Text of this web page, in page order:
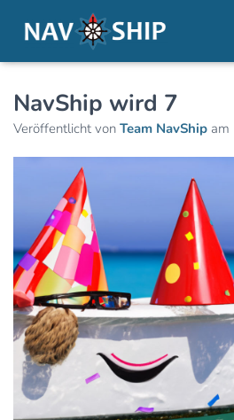
NavShip wird 7
Veröffentlicht von Team NavShip am